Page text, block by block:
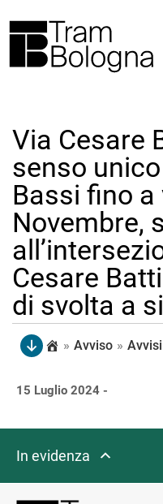
Via Cesare
senso
Bassi fino a
Novembre,
Cesare
di svolta a
» Avviso » Avvisi
15 Luglio 2024 -
In evidenza